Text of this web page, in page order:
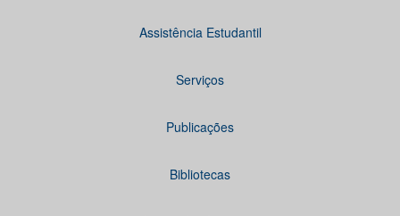
Assistência Estudantil
Serviços
Publicações
Bibliotecas